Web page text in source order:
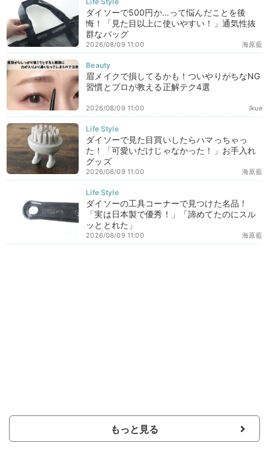
ダイソーで500円か…って悩んだことを後
悔！「見た目以上に使いやすい！」通気性抜
群なバッグ
海原藍
2026/08/09 11:00
眉メイクで損してるかも！ついやりがちなNG
習慣とプロが教える正解テク4選
Ikue
2026/08/09 11:00
ダイソーで見た目買いしたらハマっちゃっ
た！「可愛いだけじゃなかった！」お手入れ
グッズ
海原藍
2026/08/09 11:00
ダイソーの工具コーナーで見つけた名品！
「実は日本製で優秀！」「諦めてたのにスル
ッととれた」
海原藍
2026/08/09 11:00
もっと見る